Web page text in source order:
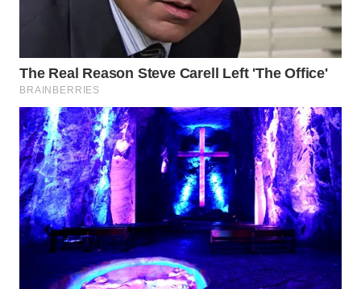
FORJASIDA
TAMBANG
NEWS
SITUNGIR
NEWS
SIDIKALANG
NEWS